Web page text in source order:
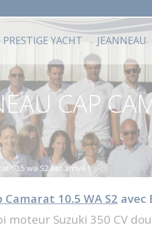
PRESTIGE YACHT JEANNEAU
CAP
10.5 wa S2 est arrivé !
Camarat 10.5 WA S2 avec
Suzuki 350 CV